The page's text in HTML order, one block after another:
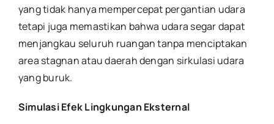
yang tidak hanya mempercepat pergantian udara
tetapi juga memastikan bahwa udara segar dapat
menjangkau seluruh ruangan tanpa menciptakan
area stagnan atau daerah dengan sirkulasi udara
yang buruk.
Simulasi Efek Lingkungan Eksternal